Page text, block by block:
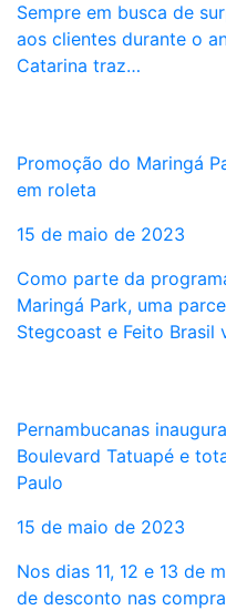
Sempre em busca de
aos clientes durante o
Catarina traz…
Promoção do Maringá
em roleta
15 de maio de 2023
Como parte da
Maringá Park, uma
Stegcoast e Feito Brasil
Pernambucanas
Boulevard Tatuapé e
Paulo
15 de maio de 2023
Nos dias 11, 12 e 13 de
de desconto nas